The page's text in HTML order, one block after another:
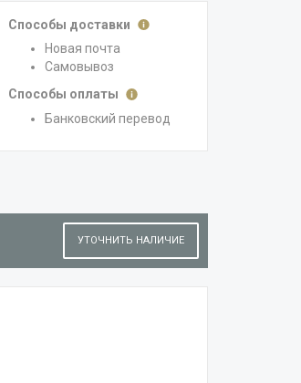
Способы доставки
Новая почта
Самовывоз
Способы оплаты
Банковский перевод
УТОЧНИТЬ НАЛИЧИЕ